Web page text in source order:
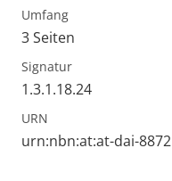
Umfang
3 Seiten
Signatur
1.3.1.18.24
URN
urn:nbn:at:at-dai-8872